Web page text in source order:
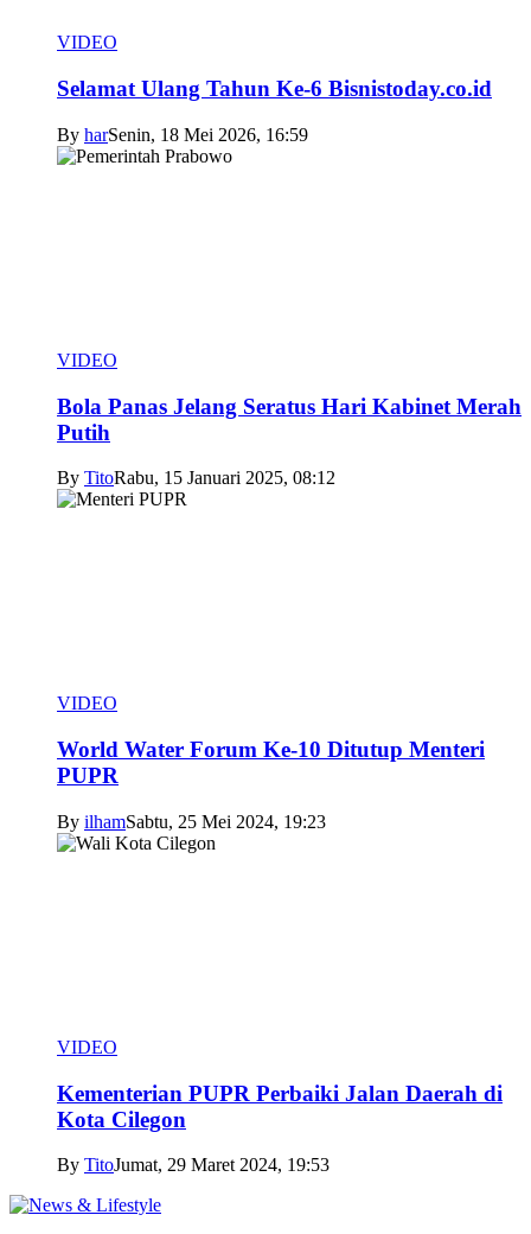
VIDEO
Selamat Ulang Tahun Ke-6 Bisnistoday.co.id
By harSenin, 18 Mei 2026, 16:59
VIDEO
Bola Panas Jelang Seratus Hari Kabinet Merah
Putih
By TitoRabu, 15 Januari 2025, 08:12
VIDEO
World Water Forum Ke-10 Ditutup Menteri
PUPR
By ilhamSabtu, 25 Mei 2024, 19:23
VIDEO
Kementerian PUPR Perbaiki Jalan Daerah di
Kota Cilegon
By TitoJumat, 29 Maret 2024, 19:53